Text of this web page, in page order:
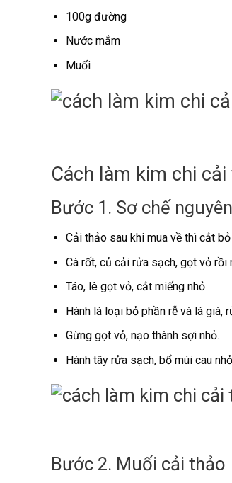
100g đường
Nước mắm
Muối
Cách làm kim chi
Bước 1. Sơ chế
Cải thảo sau khi mua về thì cắt
Cà rốt, củ cải rửa sạch, gọt vỏ rồi
Táo, lê gọt vỏ, cắt miếng nhỏ
Hành lá loại bỏ phần rễ và lá già,
Gừng gọt vỏ, nạo thành sợi nhỏ.
Hành tây rửa sạch, bổ múi cau
Bước 2. Muối cải thảo